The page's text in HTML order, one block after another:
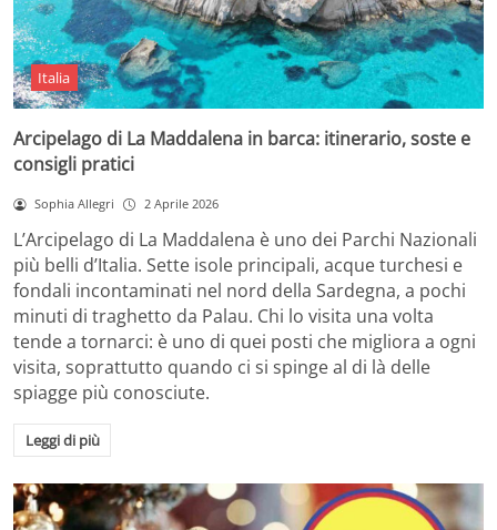
Italia
Arcipelago di La Maddalena in barca: itinerario, soste e
consigli pratici
Sophia Allegri 2 Aprile 2026
L’Arcipelago di La Maddalena è uno dei Parchi Nazionali
più belli d’Italia. Sette isole principali, acque turchesi e
fondali incontaminati nel nord della Sardegna, a pochi
minuti di traghetto da Palau. Chi lo visita una volta
tende a tornarci: è uno di quei posti che migliora a ogni
visita, soprattutto quando ci si spinge al di là delle
spiagge più conosciute.
Leggi di più